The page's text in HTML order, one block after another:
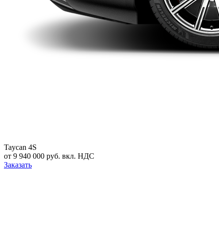
Taycan 4S
от 9 940 000 руб. вкл. НДС
Заказать